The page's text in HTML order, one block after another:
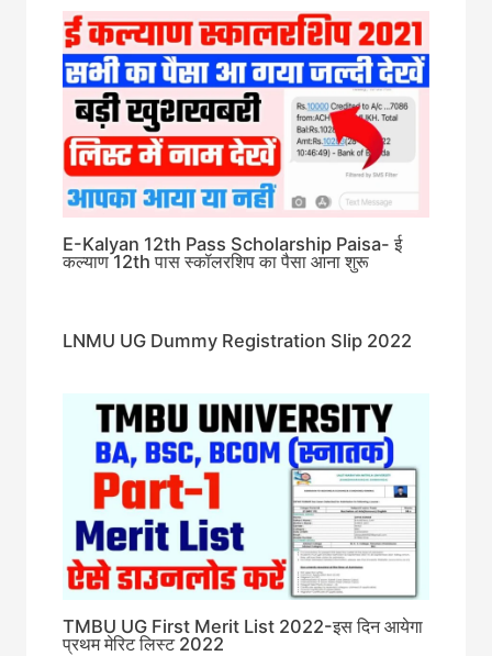
E-Kalyan 12th Pass Scholarship Paisa- ई
कल्याण 12th पास स्कॉलरशिप का पैसा आना शुरू
LNMU UG Dummy Registration Slip 2022
TMBU UG First Merit List 2022-इस दिन आयेगा
प्रथम मेरिट लिस्ट 2022